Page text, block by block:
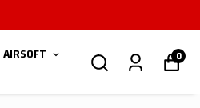
AIRSOFT 0